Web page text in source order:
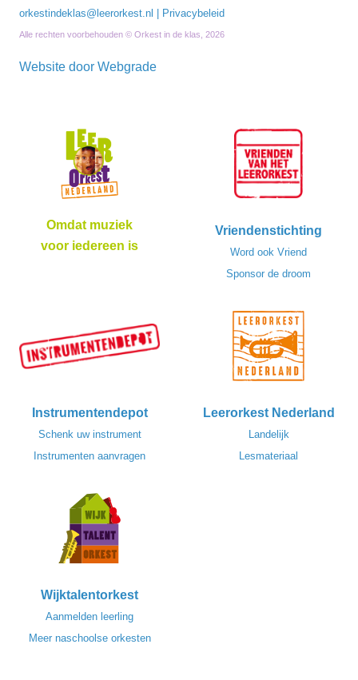
Omdat muziek
voor iedereen is
Vriendenstichting
Word ook Vriend
Sponsor de droom
Instrumentendepot
Schenk uw instrument
Instrumenten aanvragen
Leerorkest Nederland
Landelijk
Lesmateriaal
Wijktalentorkest
Aanmelden leerling
Meer naschoolse orkesten
orkestindeklas@leerorkest.nl
Privacybeleid
Alle rechten voorbehouden © Orkest in de klas, 2026
Website door Webgrade